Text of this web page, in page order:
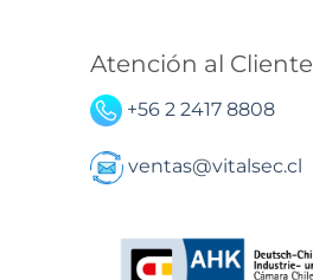
Atención al Cliente
+56 2 2417 8808
ventas@vitalsec.cl